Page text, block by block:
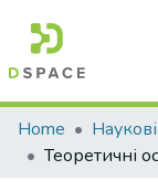
Communities &
All of DSpace
Home